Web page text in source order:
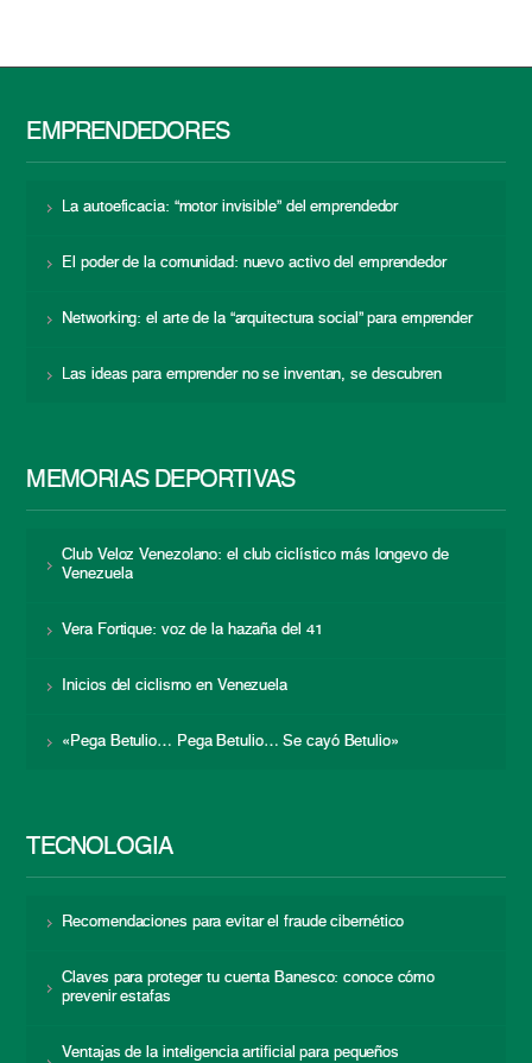
EMPRENDEDORES
La autoeficacia: “motor invisible” del emprendedor
El poder de la comunidad: nuevo activo del emprendedor
Networking: el arte de la “arquitectura social” para emprender
Las ideas para emprender no se inventan, se descubren
MEMORIAS DEPORTIVAS
Club Veloz Venezolano: el club ciclístico más longevo de
Venezuela
Vera Fortique: voz de la hazaña del 41
Inicios del ciclismo en Venezuela
«Pega Betulio… Pega Betulio… Se cayó Betulio»
TECNOLOGÍA
Recomendaciones para evitar el fraude cibernético
Claves para proteger tu cuenta Banesco: conoce cómo
prevenir estafas
Ventajas de la inteligencia artificial para pequeños